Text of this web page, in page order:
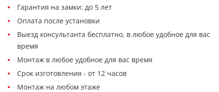
Гарантия на замки: до 5 лет
Оплата после установки
Выезд консультанта бесплатно, в любое удобное для вас
время
Монтаж в любое удобное для вас время
Срок изготовления - от 12 часов
Монтаж на любом этаже